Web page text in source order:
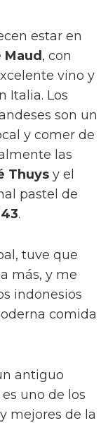
estar en
, con
vino y
Italia. Los
son un
y comer de
las
Thuys y el
pastel de
.
tuve que
más, y me
indonesios
comida
antiguo
uno de los
mejores de la